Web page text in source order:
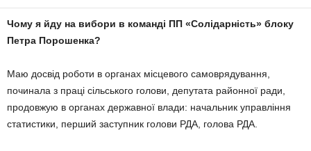
Чому я йду на вибори в команді ПП «Солідарність» блоку
Петра Порошенка?
Маю досвід роботи в органах місцевого самоврядування,
починала з праці сільського голови, депутата районної ради,
продовжую в органах державної влади: начальник управління
статистики, перший заступник голови РДА, голова РДА.